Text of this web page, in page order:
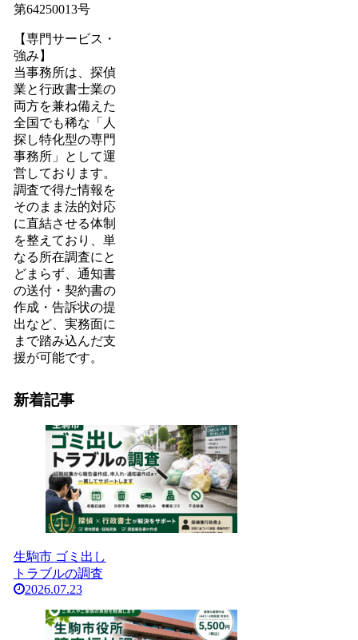
第64250013号
【専門サービス・
強み】
当事務所は、探偵
業と行政書士業の
両方を兼ね備えた
全国でも稀な「人
探し特化型の専門
事務所」として運
営しております。
調査で得た情報を
そのまま法的対応
に直結させる体制
を整えており、単
なる所在調査にと
どまらず、通知書
の送付・契約書の
作成・告訴状の提
出など、実務面に
まで踏み込んだ支
援が可能です。
新着記事
生駒市 ゴミ出し
トラブルの調査
2026.07.23